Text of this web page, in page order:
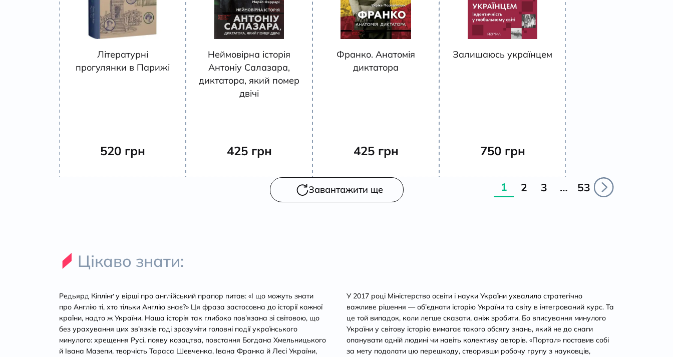
Літературні
прогулянки в Парижі
520 грн
Неймовірна історія
Антоніу Салазара,
диктатора, який помер
двічі
425 грн
Франко. Анатомія
диктатора
425 грн
Залишаюсь українцем
750 грн
Завантажити ще 1 2 3 … 53
Цікаво знати:
Редьярд Кіплінґ у вірші про англійський прапор питав: «І що можуть знати
про Англію ті, хто тільки Англію знає?» Ця фраза застосовна до історії кожної
країни, надто ж України. Наша історія так глибоко пов’язана зі світовою, що
без урахування цих зв’язків годі зрозуміти головні події українського
минулого: хрещення Русі, появу козацтва, повстання Богдана Хмельницького
й Івана Мазепи, творчість Тараса Шевченка, Івана Франка й Лесі України,
У 2017 році Міністерство освіти і науки України ухвалило стратегічно
важливе рішення — об’єднати історію України та світу в інтегрований курс. Та
це той випадок, коли легше сказати, аніж зробити. Бо вписування минулого
України у світову історію вимагає такого обсягу знань, який не до снаги
опанувати одній людині чи навіть колективу авторів. «Портал» поставив собі
за мету подолати цю перешкоду, створивши робочу групу з науковців,